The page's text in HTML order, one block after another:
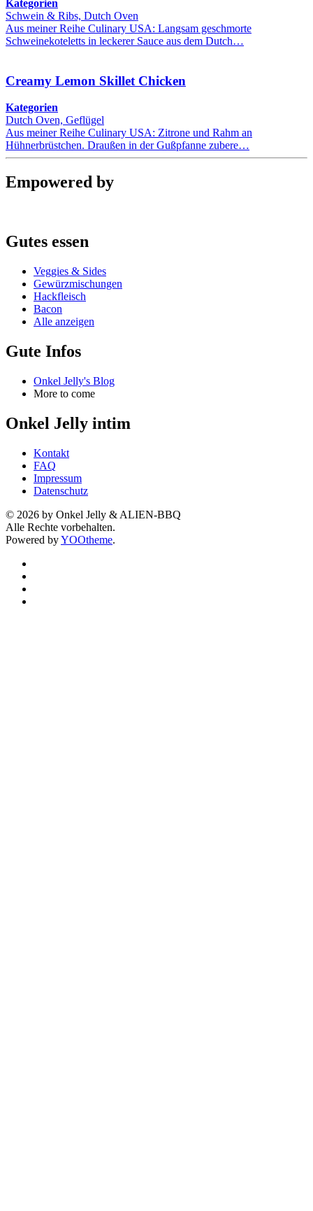
Kategorien
Schwein & Ribs, Dutch Oven
Aus meiner Reihe Culinary USA: Langsam geschmorte
Schweinekoteletts in leckerer Sauce aus dem Dutch…
Creamy Lemon Skillet Chicken
Kategorien
Dutch Oven, Geflügel
Aus meiner Reihe Culinary USA: Zitrone und Rahm an
Hühnerbrüstchen. Draußen in der Gußpfanne zubere…
Empowered by
Gutes essen
Veggies & Sides
Gewürzmischungen
Hackfleisch
Bacon
Alle anzeigen
Gute Infos
Onkel Jelly's Blog
More to come
Onkel Jelly intim
Kontakt
FAQ
Impressum
Datenschutz
© 2026 by Onkel Jelly & ALIEN-BBQ
Alle Rechte vorbehalten.
Powered byYOOtheme.